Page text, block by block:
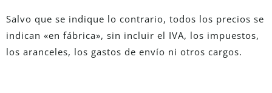
Salvo que se indique lo contrario, todos los precios se
indican «en fábrica», sin incluir el IVA, los impuestos,
los aranceles, los gastos de envío ni otros cargos.